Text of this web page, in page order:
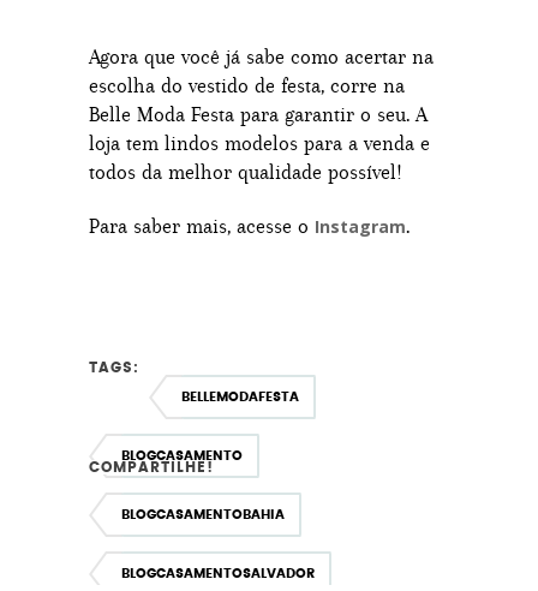
Agora que você já sabe como acertar na
escolha do vestido de festa, corre na
Belle Moda Festa para garantir o seu. A
loja tem lindos modelos para a venda e
todos da melhor qualidade possível!
Para saber mais, acesse o Instagram.
TAGS:
BELLEMODAFESTA
BLOGCASAMENTO
BLOGCASAMENTOBAHIA
BLOGCASAMENTOSALVADOR
COMPARTILHE!